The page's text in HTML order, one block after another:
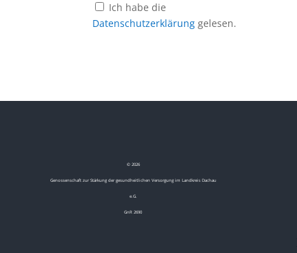
Ich habe die
Datenschutzerklärung gelesen.
© 2026
Genossenschaft zur Stärkung der gesundheitlichen Versorgung im Landkreis Dachau
e.G.
GnR 2690